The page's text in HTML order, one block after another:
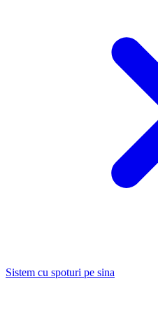
Sistem cu spoturi pe sina